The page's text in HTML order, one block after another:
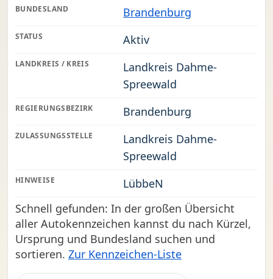
BUNDESLAND Brandenburg
STATUS Aktiv
LANDKREIS / KREIS
Landkreis Dahme-
Spreewald
REGIERUNGSBEZIRK Brandenburg
ZULASSUNGSSTELLE
Landkreis Dahme-
Spreewald
HINWEISE
LübbeN
Schnell gefunden: In der großen Übersicht
aller Autokennzeichen kannst du nach Kürzel,
Ursprung und Bundesland suchen und
sortieren. Zur Kennzeichen-Liste